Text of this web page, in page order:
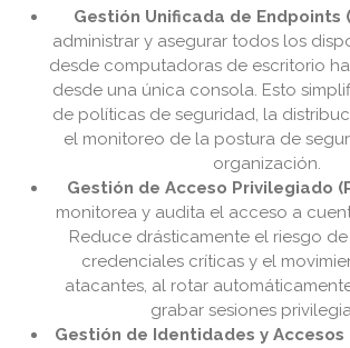
Gestión Unificada de Endpoints
administrar y asegurar todos los
desde computadoras de escritorio
desde una única consola. Esto
de políticas de seguridad, la
el monitoreo de la postura de
organización.
Gestión de Acceso Privilegiado
monitorea y audita el acceso a
Reduce drásticamente el riesgo
credenciales críticas y el
atacantes, al rotar
grabar sesiones
Gestión de Identidades y Accesos